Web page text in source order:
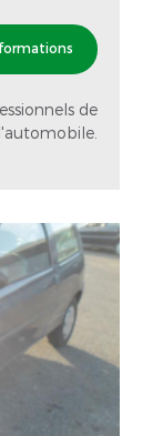
de
l'automobile.